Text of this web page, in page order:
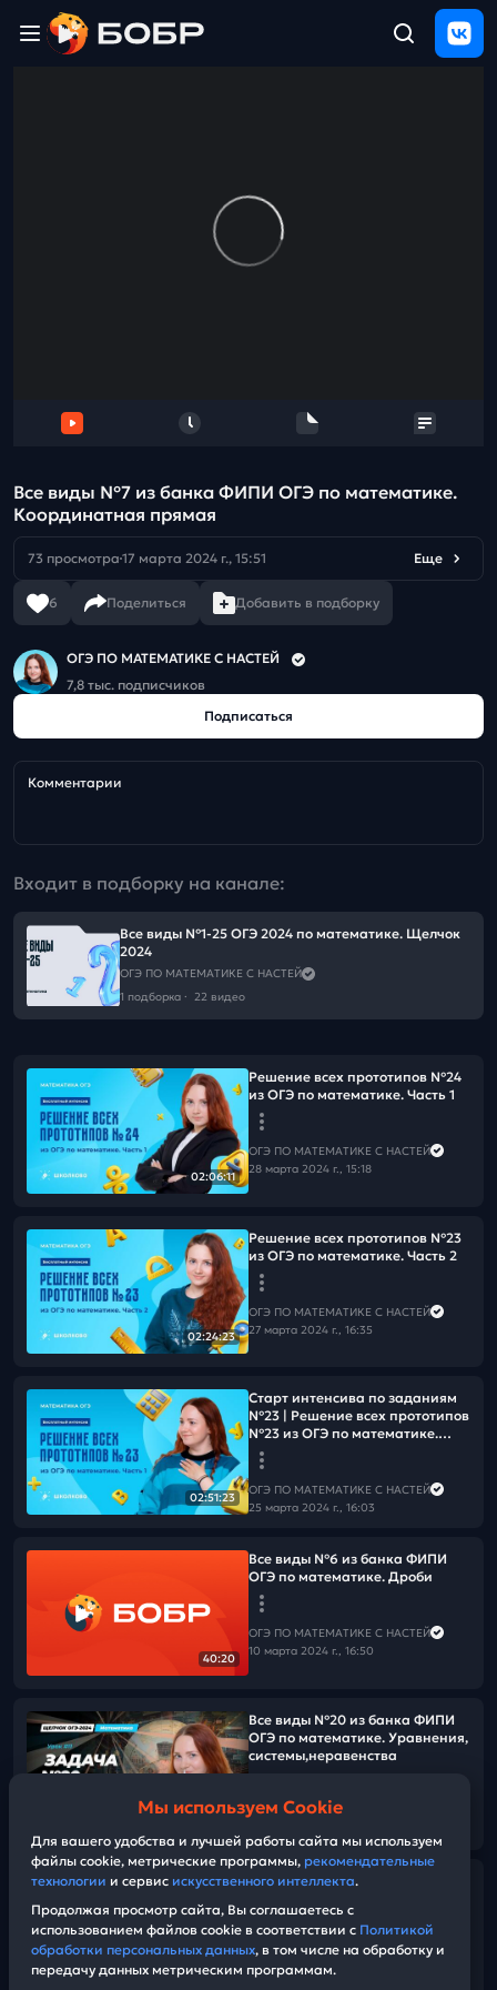
Все виды №7 из банка ФИПИ ОГЭ по математике.
Координатная прямая
73 просмотра 17 марта 2024 г., 15:51 Еще
6 Поделиться Добавить в подборку
ОГЭ ПО МАТЕМАТИКЕ С НАСТЕЙ
7,8 тыс. подписчиков
Подписаться
Комментарии
Входит в подборку на канале:
Все виды №1-25 ОГЭ 2024 по математике. Щелчок
2024
ОГЭ ПО МАТЕМАТИКЕ С НАСТЕЙ
1 подборка · 22 видео
02:06:11
Решение всех прототипов №24
из ОГЭ по математике. Часть 1
ОГЭ ПО МАТЕМАТИКЕ С НАСТЕЙ
28 марта 2024 г., 15:18
02:24:23
Решение всех прототипов №23
из ОГЭ по математике. Часть 2
ОГЭ ПО МАТЕМАТИКЕ С НАСТЕЙ
27 марта 2024 г., 16:35
02:51:23
Старт интенсива по заданиям
№23 | Решение всех прототипов
№23 из ОГЭ по математике.
Часть 1
ОГЭ ПО МАТЕМАТИКЕ С НАСТЕЙ
25 марта 2024 г., 16:03
40:20
Все виды №6 из банка ФИПИ
ОГЭ по математике. Дроби
ОГЭ ПО МАТЕМАТИКЕ С НАСТЕЙ
10 марта 2024 г., 16:50
03:04:33
Все виды №20 из банка ФИПИ
ОГЭ по математике. Уравнения,
системы,неравенства
ОГЭ ПО МАТЕМАТИКЕ С НАСТЕЙ
03:04:33
Все виды №20 из банка ФИПИ
системы,неравенства
ОГЭ ПО МАТЕМАТИКЕ С НАСТЕЙ
Мы используем Cookie
Для вашего удобства и лучшей работы сайта мы используем
файлы cookie, метрические программы, рекомендательные
технологии и сервис искусственного интеллекта.
Продолжая просмотр сайта, Вы соглашаетесь с
использованием файлов cookie в соответствии с Политикой
обработки персональных данных, в том числе на обработку и
передачу данных метрическим программам.